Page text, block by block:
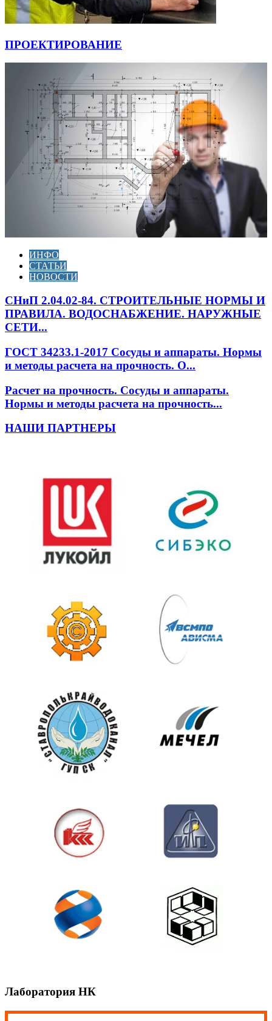
ПРОЕКТИРОВАНИЕ
ИНФО
СТАТЬИ
НОВОСТИ
СНиП 2.04.02-84. СТРОИТЕЛЬНЫЕ НОРМЫ И
ПРАВИЛА. ВОДОСНАБЖЕНИЕ. НАРУЖНЫЕ
СЕТИ...
ГОСТ 34233.1-2017 Сосуды и аппараты. Нормы
и методы расчета на прочность. О...
Расчет на прочность. Сосуды и аппараты.
Нормы и методы расчета на прочность...
НАШИ ПАРТНЕРЫ
Лаборатория НК